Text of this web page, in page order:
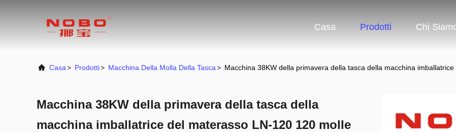
Casa Prodotti Chi
Casa> Prodotti> Macchina Della Molla Della Tasca> Macchina 38KW della primavera della tasca della macchina
Macchina 38KW della primavera della tasca della
macchina imballatrice del materasso LN-120 120 molle